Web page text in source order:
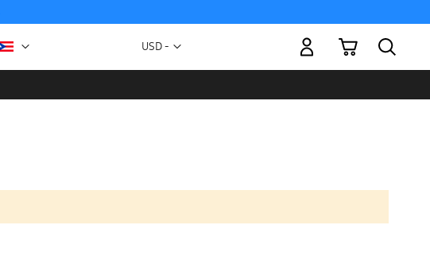
Moneda
USD -
Mi carrito